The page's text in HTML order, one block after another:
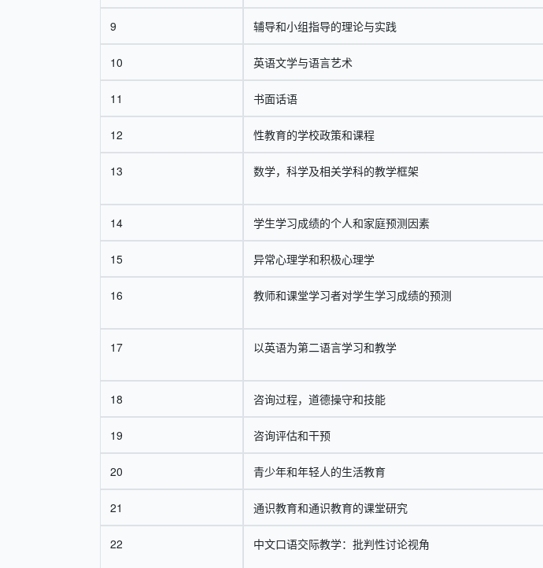
9 辅导和小组指导的理论与实践
10 英语文学与语言艺术
11 书面话语
12 性教育的学校政策和课程
13 数学，科学及相关学科的教学框架
14 学生学习成绩的个人和家庭预测因素
15 异常心理学和积极心理学
16 教师和课堂学习者对学生学习成绩的预测
17 以英语为第二语言学习和教学
18 咨询过程，道德操守和技能
19 咨询评估和干预
20 青少年和年轻人的生活教育
21 通识教育和通识教育的课堂研究
22 中文口语交际教学：批判性讨论视角